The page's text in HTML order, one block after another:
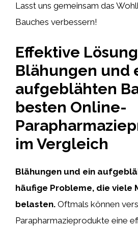
Lasst uns gemeinsam das
Bauches verbessern!
Effektive
Blähungen und
aufgeblähten
besten Online-
im Vergleich
Blähungen und ein
häufige Probleme, die viele
belasten. Oftmals können
Parapharmazieprodukte eine